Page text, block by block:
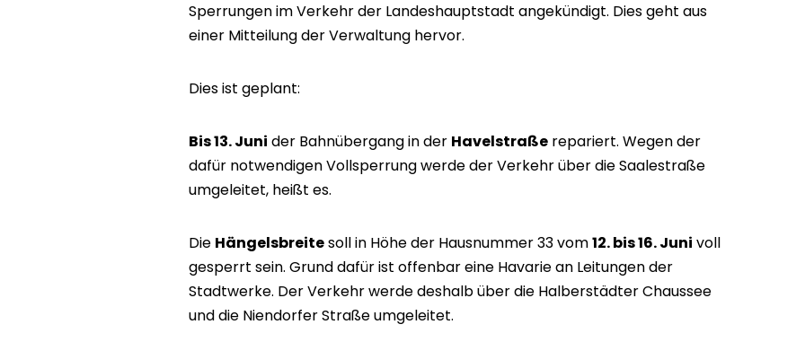
Sperrungen im Verkehr der Landeshauptstadt angekündigt. Dies geht aus
einer Mitteilung der Verwaltung hervor.
Dies ist geplant:
Bis 13. Juni der Bahnübergang in der Havelstraße repariert. Wegen der
dafür notwendigen Vollsperrung werde der Verkehr über die Saalestraße
umgeleitet, heißt es.
Die Hängelsbreitesoll in Höhe der Hausnummer 33 vom12. bis 16. Juni voll
gesperrt sein. Grund dafür ist offenbar eine Havarie an Leitungen der
Stadtwerke. Der Verkehr werde deshalb über die Halberstädter Chaussee
und die Niendorfer Straße umgeleitet.